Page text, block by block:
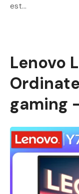
est…
Lenovo
gaming